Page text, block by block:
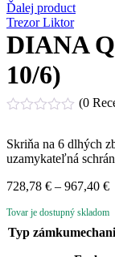
Ďalej product
Trezor Liktor
DIANA
10/6)
z
5
(0
Skriňa na 6 dlhých
uzamykateľná
728,78 € – 967,40 €
Tovar je dostupný skladom
Typ zámku